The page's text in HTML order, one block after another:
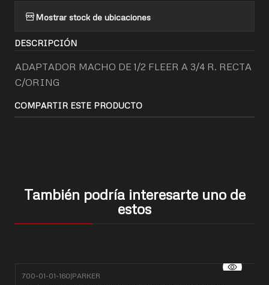
Mostrar stock de ubicaciones
DESCRIPCIÓN
ADAPTADOR MACHO DE 1/2 FLEER A 3/4 R. RECTA
C/ORING
COMPARTIR ESTE PRODUCTO
También podría interesarte uno de
estos
700-01-01-160|PARKER